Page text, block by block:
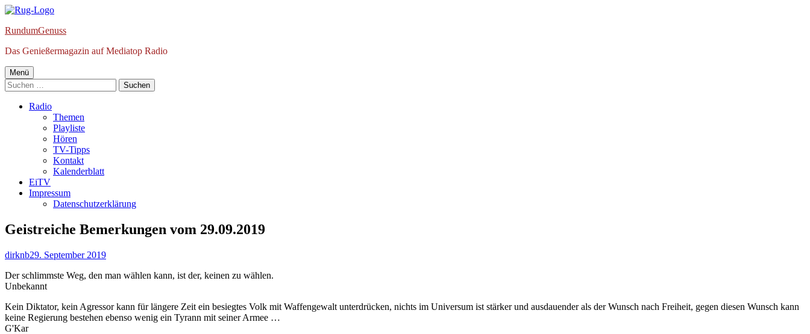
Springe
Inhalt
RundumGenuss
Das Genießermagazin auf Mediatop Radio
Primäres
Menü
Menü
Suchen
nach:
Radio
Themen
Playliste
Hören
TV-Tipps
Kontakt
Kalenderblatt
EiTV
Impressum
Datenschutzerklärung
Geistreiche Bemerkungen vom 29.09.2019
Autor
dirknbVeröffentlicht
29. September 2019
Der schlimmste Weg, den man wählen kann, ist der, keinen zu wählen.
Unbekannt
Kein Diktator, kein Agressor kann für längere Zeit ein besiegtes Volk mit Waffengewalt unterdrücken, nichts im Universum ist stärker und ausdauender als der Wunsch nach Freiheit, gegen diesen Wunsch kann
keine Regierung bestehen ebenso wenig ein Tyrann mit seiner Armee …
G'Kar